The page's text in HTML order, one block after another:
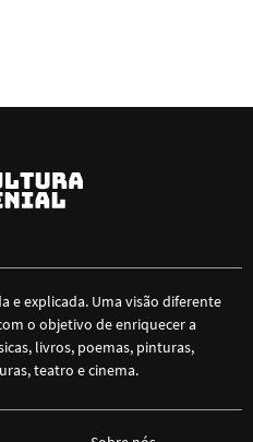
e explicada. Uma visão diferente
o objetivo de enriquecer a
livros, poemas, pinturas,
teatro e cinema.